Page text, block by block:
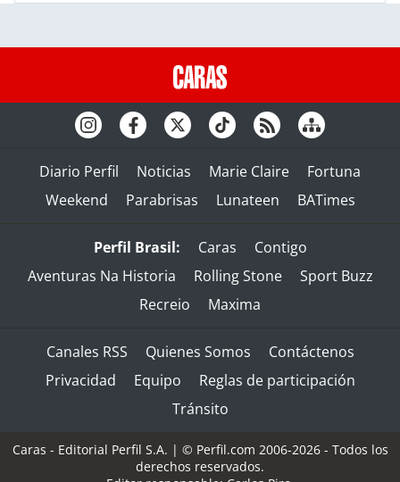
Diario Perfil Noticias Marie Claire
Fortuna
Weekend
Parabrisas Lunateen BATimes
Perfil Brasil: Caras
Contigo
Aventuras Na Historia
Rolling Stone
Sport Buzz
Recreio
Maxima
Canales RSS Quienes Somos
Contáctenos
Privacidad
Equipo
Reglas de participación
Tránsito
Caras - Editorial Perfil S.A. | © Perfil.com 2006-2026 - Todos los
derechos reservados.